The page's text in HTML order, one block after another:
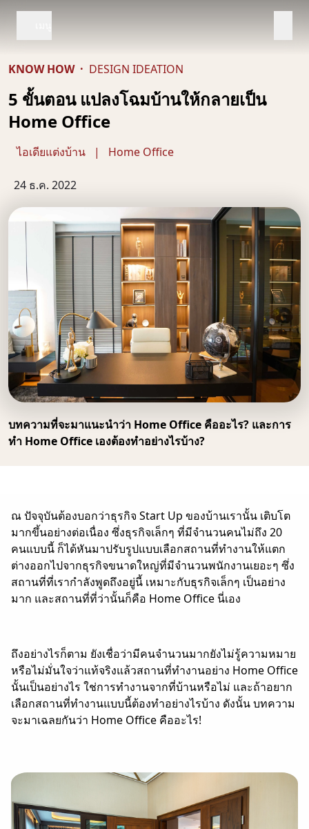
KNOW HOW · DESIGN IDEATION
5 ขั้นตอน แปลงโฉมบ้านให้กลายเป็น
Home Office
ไอเดียแต่งบ้าน | Home Office
24 ธ.ค. 2022
บทความที่จะมาแนะนำว่า Home Office คืออะไร? และการ
ทำ Home Office เองต้องทำอย่างไรบ้าง?
ณ ปัจจุบันต้องบอกว่าธุรกิจ Start Up ของบ้านเรานั้น เติบโต
มากขึ้นอย่างต่อเนื่อง ซึ่งธุรกิจเล็กๆ ที่มีจำนวนคนไม่ถึง 20
คนแบบนี้ ก็ได้หันมาปรับรูปแบบเลือกสถานที่ทำงานให้แตก
ต่างออกไปจากธุรกิจขนาดใหญ่ที่มีจำนวนพนักงานเยอะๆ ซึ่ง
สถานที่ที่เรากำลังพูดถึงอยู่นี้ เหมาะกับธุรกิจเล็กๆ เป็นอย่าง
มาก และสถานที่ที่ว่านั้นก็คือ Home Office นี่เอง
ถึงอย่างไรก็ตาม ยังเชื่อว่ามีคนจำนวนมากยังไม่รู้ความหมาย
หรือไม่มั่นใจว่าแท้จริงแล้วสถานที่ทำงานอย่าง Home Office
นั้นเป็นอย่างไร ใช่การทำงานจากที่บ้านหรือไม่ และถ้าอยาก
เลือกสถานที่ทำงานแบบนี้ต้องทำอย่างไรบ้าง ดังนั้น บทความ
จะมาเฉลยกันว่า Home Office คืออะไร!